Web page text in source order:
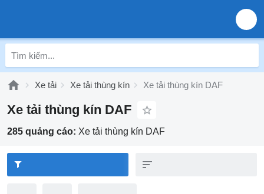
Xe tải Xe tải thùng kín Xe tải thùng kín DAF
Xe tải thùng kín DAF
285 quảng cáo: Xe tải thùng kín DAF